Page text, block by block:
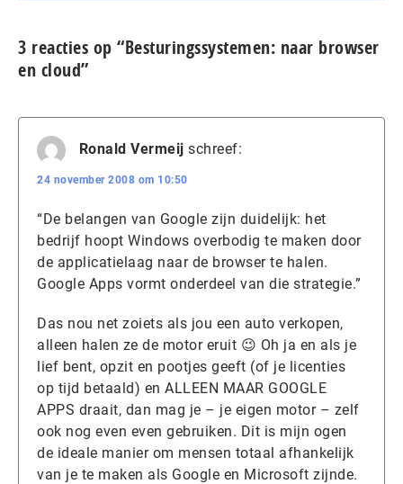
3 reacties op “Besturingssystemen: naar browser
en cloud”
Ronald Vermeij schreef:
24 november 2008 om 10:50
“De belangen van Google zijn duidelijk: het
bedrijf hoopt Windows overbodig te maken door
de applicatielaag naar de browser te halen.
Google Apps vormt onderdeel van die strategie.”
Das nou net zoiets als jou een auto verkopen,
alleen halen ze de motor eruit 😉 Oh ja en als je
lief bent, opzit en pootjes geeft (of je licenties
op tijd betaald) en ALLEEN MAAR GOOGLE
APPS draait, dan mag je – je eigen motor – zelf
ook nog even even gebruiken. Dit is mijn ogen
de ideale manier om mensen totaal afhankelijk
van je te maken als Google en Microsoft zijnde.